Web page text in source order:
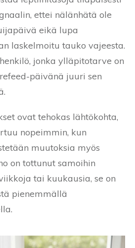
ettei nälänhätä ole
eikä lupa
laskelmoitu tauko vajeesta.
jonka ylläpitotarve on
päivänä juuri sen
ovat tehokas lähtökohta,
nopeimmin, kun
muutoksia myös
on tottunut samoihin
tai kuukausia, se on
pienemmällä